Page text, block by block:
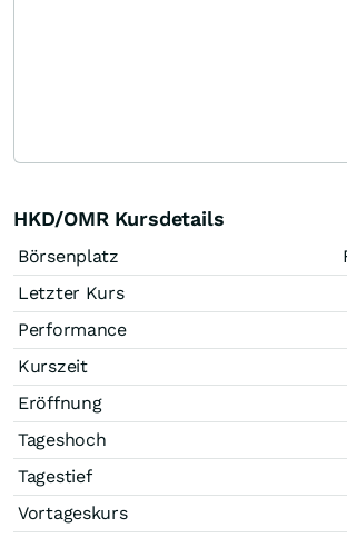
HKD/OMR Kursdetails
Börsenplatz
Letzter Kurs
Performance
Kurszeit
Eröffnung
Tageshoch
Tagestief
Vortageskurs